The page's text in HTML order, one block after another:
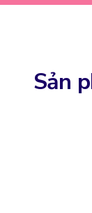
Sản